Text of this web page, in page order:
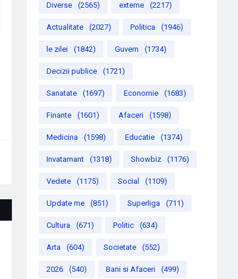
Diverse (2565) externe (2217)
Actualitate (2027) Politica (1946)
le zilei (1842) Guvern (1734)
Decizii publice (1721)
Sanatate (1697) Economie (1683)
Finante (1601) Afaceri (1598)
Medicina (1598) Educatie (1374)
Invatamant (1318) Showbiz (1176)
Vedete (1175) Social (1109)
Update me (851) Superliga (711)
Cultura (671) Politic (634)
Arta (604) Societate (552)
2026 (540) Bani si Afaceri (499)